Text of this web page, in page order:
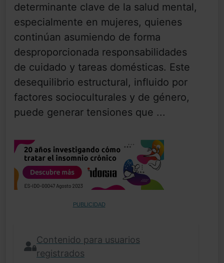
determinante clave de la salud mental,
especialmente en mujeres, quienes
continúan asumiendo de forma
desproporcionada responsabilidades
de cuidado y tareas domésticas. Este
desequilibrio estructural, influido por
factores socioculturales y de género,
puede generar tensiones que ...
PUBLICIDAD
Contenido para usuarios
registrados